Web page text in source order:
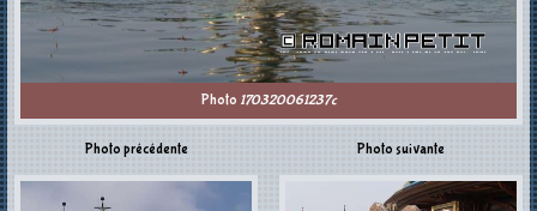
Photo 170320061237c
Photo précédente Photo suivante